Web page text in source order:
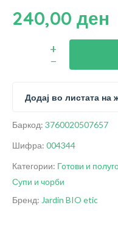
240,00 ден
Додај во листата на
Баркод: 3760020507657
Шифра: 004344
Категории: Готови и
Супи и чорби
Бренд: Jardin BIO etic